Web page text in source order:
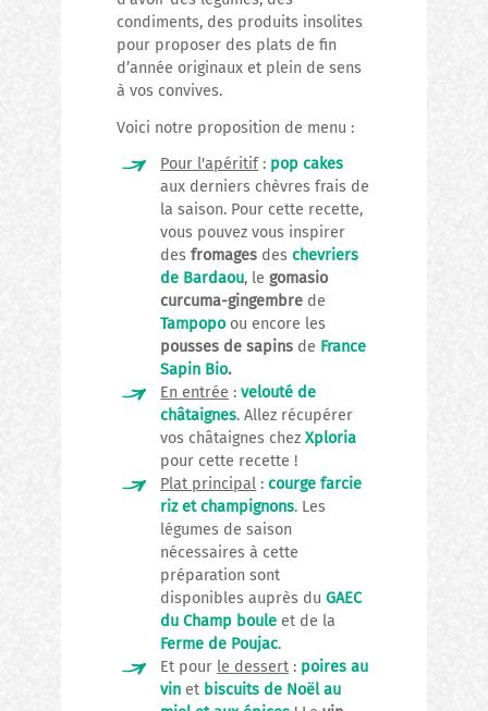
condiments, des produits insolites
pour proposer des plats de fin
d’année originaux et plein de sens
à vos convives.
Voici notre proposition de menu :
Pour l'apéritif: pop cakes
aux derniers chèvres frais de
la saison. Pour cette recette,
vous pouvez vous inspirer
desfromages deschevriers
de Bardaou, legomasio
curcuma-gingembre de
Tampopoou encore les
pousses de sapins de France
Sapin Bio.
En entrée :velouté de
châtaignes. Allez récupérer
vos châtaignes chezXploria
pour cette recette !
Plat principal :courge farcie
riz et champignons. Les
légumes de saison
nécessaires à cette
préparation sont
disponibles auprès duGAEC
du Champ boule et de la
Ferme de Poujac.
Et pour le dessert : poires au
vin et biscuits de Noël au